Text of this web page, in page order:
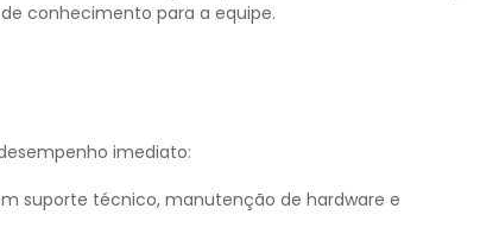
conhecimento para a equipe.
imediato:
suporte técnico, manutenção de hardware e